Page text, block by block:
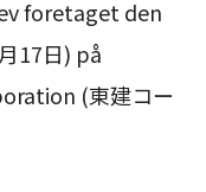
foretaget den
17日) på
(東建コー